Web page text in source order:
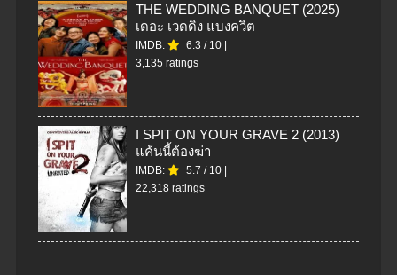
THE WEDDING BANQUET (2025)
เดอะ เวดดิง แบงควิต
IMDB: 6.3 / 10 |
3,135 ratings
I SPIT ON YOUR GRAVE 2 (2013)
แค้นนี้ต้องฆ่า
IMDB: 5.7 / 10 |
22,318 ratings